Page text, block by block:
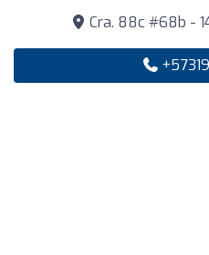
Cra. 88c #68b -